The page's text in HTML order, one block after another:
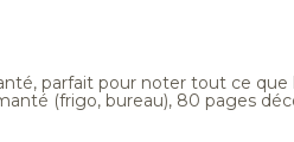
parfait pour noter tout ce
(frigo, bureau), 80 pages